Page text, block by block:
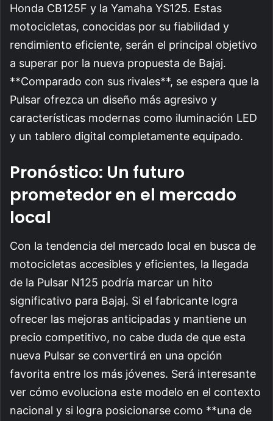
Honda CB125F y la Yamaha YS125. Estas
motocicletas, conocidas por su fiabilidad y
rendimiento eficiente, serán el principal objetivo
a superar por la nueva propuesta de Bajaj.
**Comparado con sus rivales**, se espera que la
Pulsar ofrezca un diseño más agresivo y
características modernas como iluminación LED
y un tablero digital completamente equipado.
Pronóstico: Un futuro
prometedor en el mercado
local
Con la tendencia del mercado local en busca de
motocicletas accesibles y eficientes, la llegada
de la Pulsar N125 podría marcar un hito
significativo para Bajaj. Si el fabricante logra
ofrecer las mejoras anticipadas y mantiene un
precio competitivo, no cabe duda de que esta
nueva Pulsar se convertirá en una opción
favorita entre los más jóvenes. Será interesante
ver cómo evoluciona este modelo en el contexto
nacional y si logra posicionarse como **una de